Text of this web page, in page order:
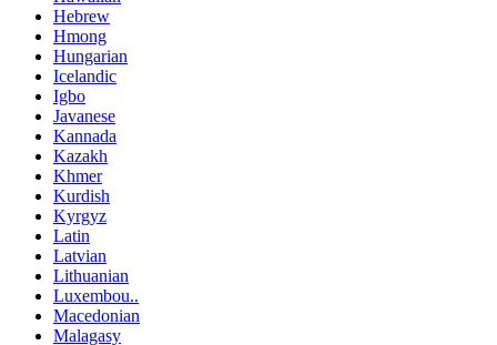
Hebrew
Hmong
Hungarian
Icelandic
Igbo
Javanese
Kannada
Kazakh
Khmer
Kurdish
Kyrgyz
Latin
Latvian
Lithuanian
Luxembou..
Macedonian
Malagasy